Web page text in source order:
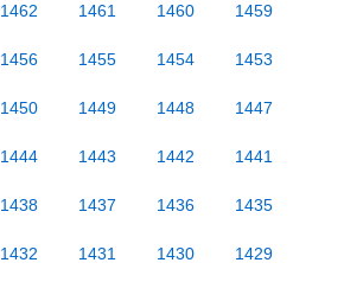
1462 1461 1460 1459
1456 1455 1454 1453
1450 1449 1448 1447
1444 1443 1442 1441
1438 1437 1436 1435
1432 1431 1430 1429